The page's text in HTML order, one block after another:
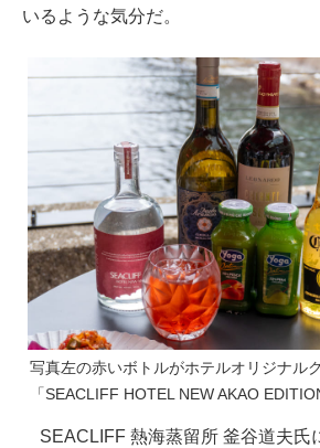
いるような気分だ。
写真左の赤いボトルがホテルオリジナル
「SEACLIFF HOTEL NEW AKAO
SEACLIFF 熱海蒸留所 釜谷道夫氏